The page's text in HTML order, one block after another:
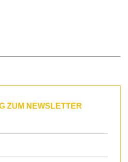
ZUM NEWSLETTER